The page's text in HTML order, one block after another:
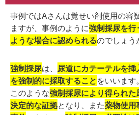
事例ではAさんは覚せい剤使用の容
ますが、事例のように強制採尿を
ような場合に認められるのでしょう
強制採尿は、 尿道にカテーテルを
を強制的に採取することをいいます。
このような強制採尿により得られ
決定的な証拠となり、また薬物使用